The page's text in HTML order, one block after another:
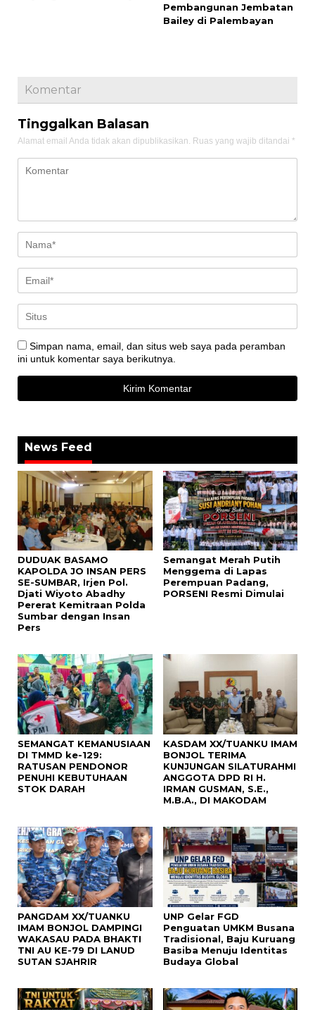
Pembangunan Jembatan
Bailey di Palembayan
Komentar
Tinggalkan Balasan
Alamat email Anda tidak akan dipublikasikan. Ruas yang wajib ditandai *
Simpan nama, email, dan situs web saya pada peramban
ini untuk komentar saya berikutnya.
News Feed
DUDUAK BASAMO
KAPOLDA JO INSAN PERS
SE-SUMBAR, Irjen Pol.
Djati Wiyoto Abadhy
Pererat Kemitraan Polda
Sumbar dengan Insan
Pers
Semangat Merah Putih
Menggema di Lapas
Perempuan Padang,
PORSENI Resmi Dimulai
SEMANGAT KEMANUSIAAN
DI TMMD ke-129:
RATUSAN PENDONOR
PENUHI KEBUTUHAAN
STOK DARAH
KASDAM XX/TUANKU IMAM
BONJOL TERIMA
KUNJUNGAN SILATURAHMI
ANGGOTA DPD RI H.
IRMAN GUSMAN, S.E.,
M.B.A., DI MAKODAM
PANGDAM XX/TUANKU
IMAM BONJOL DAMPINGI
WAKASAU PADA BHAKTI
TNI AU KE-79 DI LANUD
SUTAN SJAHRIR
UNP Gelar FGD
Penguatan UMKM Busana
Tradisional, Baju Kuruang
Basiba Menuju Identitas
Budaya Global